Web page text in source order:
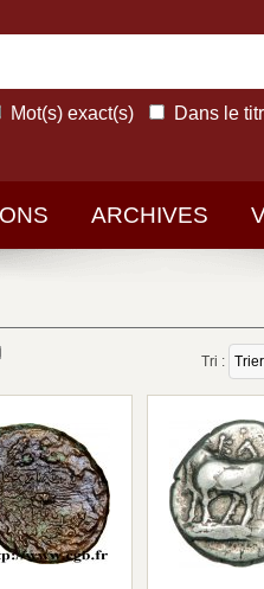
Mot(s) exact(s) Dans le
ARCHIVES
Tri :